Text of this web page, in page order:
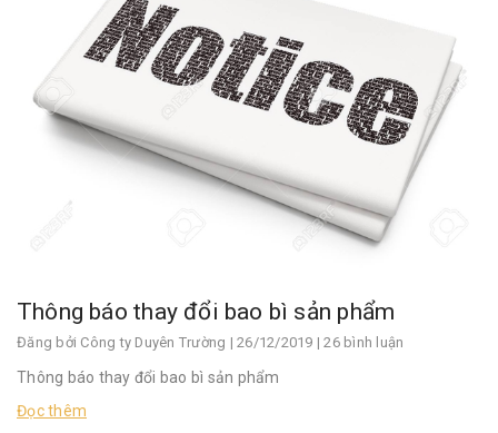
Thông báo thay đổi bao bì sản phẩm
Đăng bởi Công ty Duyên Trường | 26/12/2019 | 26 bình luận
Thông báo thay đổi bao bì sản phẩm
Đọc thêm